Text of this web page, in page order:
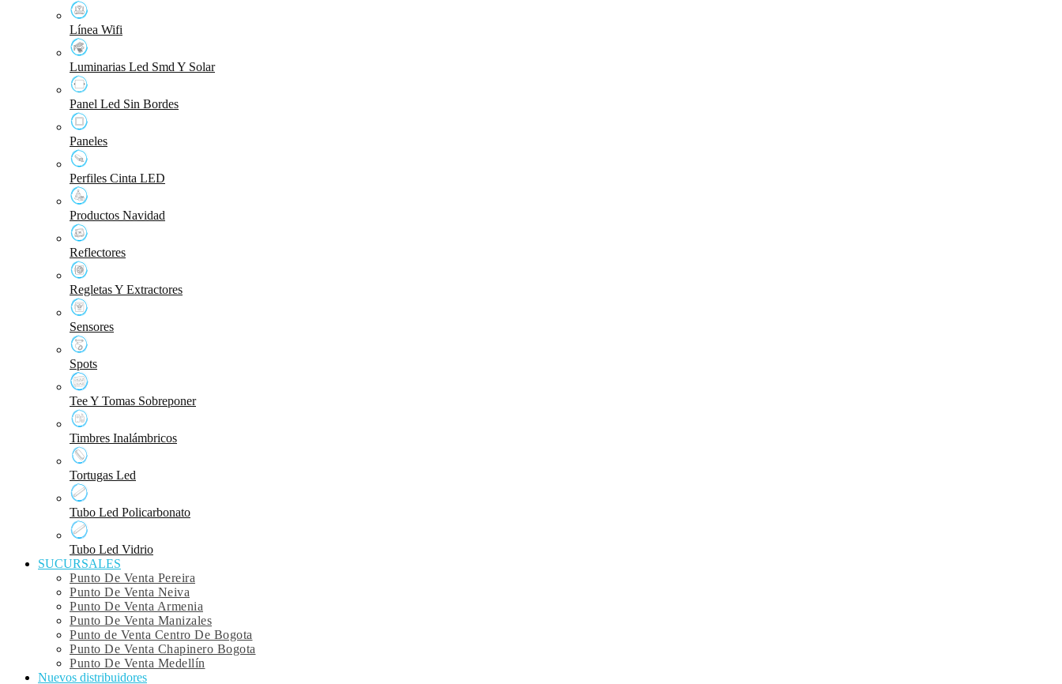
Línea Wifi
Luminarias Led Smd Y Solar
Panel Led Sin Bordes
Paneles
Perfiles Cinta LED
Productos Navidad
Reflectores
Regletas Y Extractores
Sensores
Spots
Tee Y Tomas Sobreponer
Timbres Inalámbricos
Tortugas Led
Tubo Led Policarbonato
Tubo Led Vidrio
SUCURSALES
Punto De Venta Pereira
Punto De Venta Neiva
Punto De Venta Armenia
Punto De Venta Manizales
Punto de Venta Centro De Bogota
Punto De Venta Chapinero Bogota
Punto De Venta Medellín
Nuevos distribuidores